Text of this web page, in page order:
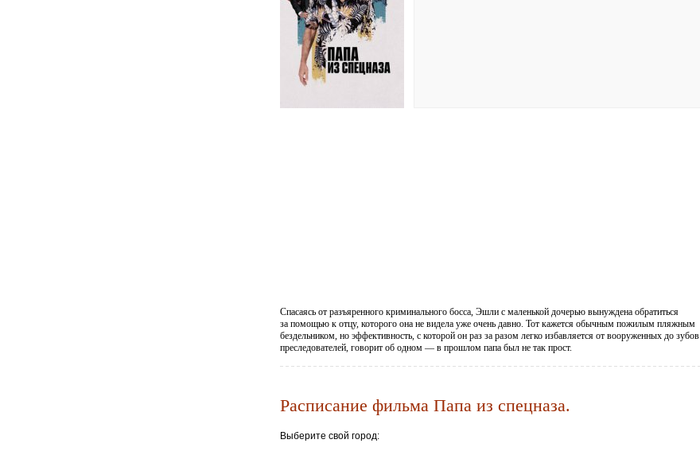
Спасаясь от разъяренного криминального босса, Эшли с маленькой дочерью вынуждена обратиться
за помощью к отцу, которого она не видела уже очень давно. Тот кажется обычным пожилым пляжным
бездельником, но эффективность, с которой он раз за разом легко избавляется от вооруженных до зубов
преследователей, говорит об одном — в прошлом папа был не так прост.
Расписание фильма Папа из спецназа.
Выберите свой город: